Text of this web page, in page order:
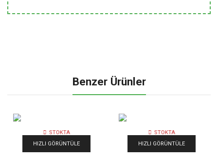
Benzer Ürünler
STOKTA
YOK
HIZLI GÖRÜNTÜLE
STOKTA
YOK
HIZLI GÖRÜNTÜLE